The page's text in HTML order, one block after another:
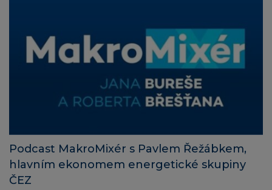
Podcast MakroMixér s Pavlem Řežábkem,
hlavním ekonomem energetické skupiny
ČEZ